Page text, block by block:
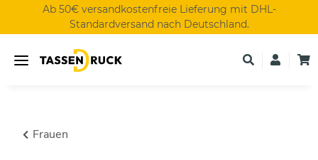
Ab 50€ versandkostenfreie Lieferung mit DHL-
Standardversand nach Deutschland.
Frauen